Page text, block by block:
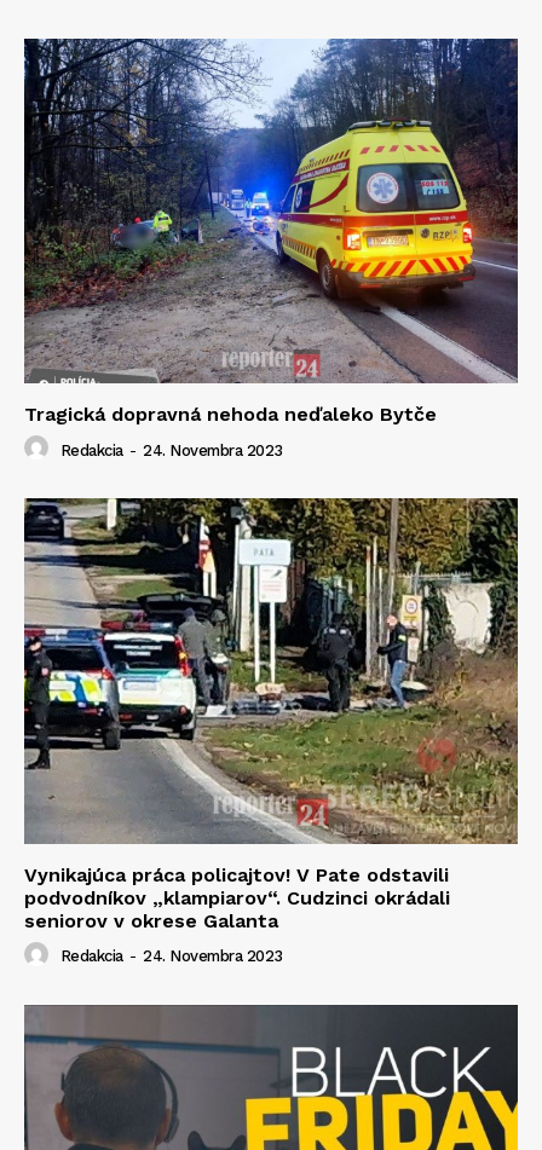
Tragická dopravná nehoda neďaleko Bytče
Redakcia - 24. Novembra 2023
Vynikajúca práca policajtov! V Pate odstavili
podvodníkov „klampiarov“. Cudzinci okrádali
seniorov v okrese Galanta
Redakcia - 24. Novembra 2023